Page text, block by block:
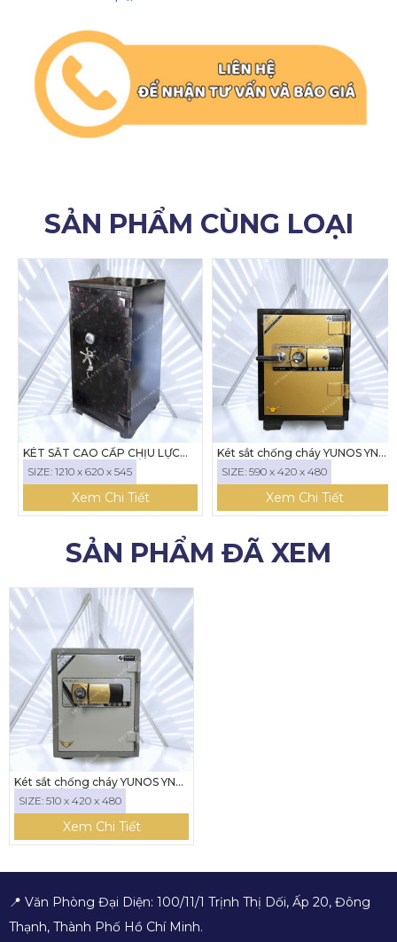
SẢN PHẨM CÙNG LOẠI
KÉT SẮT CAO CẤP CHỊU LỰC
SIZE: 1210 x 620 x 545
Xem Chi Tiết
Két sắt chống cháy YUNOS YNS-
SIZE: 590 x 420 x 480
Xem Chi Tiết
SẢN PHẨM ĐÃ XEM
Két sắt chống cháy YUNOS YNS-
SIZE: 510 x 420 x 480
Xem Chi Tiết
📍 Văn Phòng Đại Diện: 100/11/1 Trịnh Thị Dối, Ấp 20, Đông
Thạnh, Thành Phố Hồ Chí Minh.